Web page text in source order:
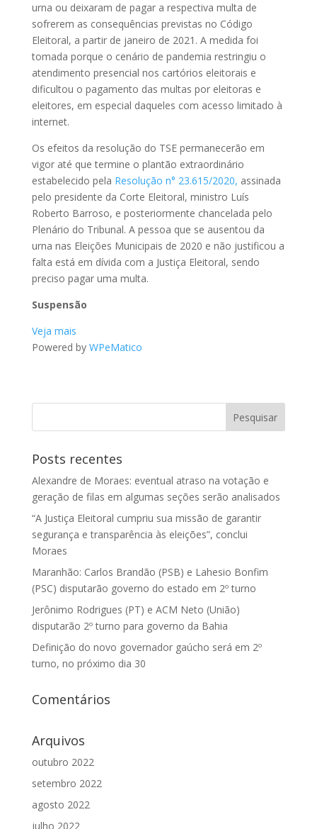
urna ou deixaram de pagar a respectiva multa de
sofrerem as consequências previstas no Código
Eleitoral, a partir de janeiro de 2021. A medida foi
tomada porque o cenário de pandemia restringiu o
atendimento presencial nos cartórios eleitorais e
dificultou o pagamento das multas por eleitoras e
eleitores, em especial daqueles com acesso limitado à
internet.
Os efeitos da resolução do TSE permanecerão em
vigor até que termine o plantão extraordinário
estabelecido pela Resolução n° 23.615/2020, assinada
pelo presidente da Corte Eleitoral, ministro Luís
Roberto Barroso, e posteriormente chancelada pelo
Plenário do Tribunal. A pessoa que se ausentou da
urna nas Eleições Municipais de 2020 e não justificou a
falta está em dívida com a Justiça Eleitoral, sendo
preciso pagar uma multa.
Suspensão
Veja mais
Powered by WPeMatico
Posts recentes
Alexandre de Moraes: eventual atraso na votação e
geração de filas em algumas seções serão analisados
“A Justiça Eleitoral cumpriu sua missão de garantir
segurança e transparência às eleições”, conclui
Moraes
Maranhão: Carlos Brandão (PSB) e Lahesio Bonfim
(PSC) disputarão governo do estado em 2º turno
Jerônimo Rodrigues (PT) e ACM Neto (União)
disputarão 2º turno para governo da Bahia
Definição do novo governador gaúcho será em 2º
turno, no próximo dia 30
Comentários
Arquivos
outubro 2022
setembro 2022
agosto 2022
julho 2022